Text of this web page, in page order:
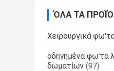
ΌΛΑ ΤΑ
Χειρουργικά
οδηγημένα φω'τα
δωματίων (97)